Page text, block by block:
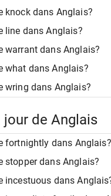
knock dans Anglais?
line dans Anglais?
warrant dans Anglais?
what dans Anglais?
wring dans Anglais?
de Anglais
fortnightly dans Anglais?
stopper dans Anglais?
incestuous dans